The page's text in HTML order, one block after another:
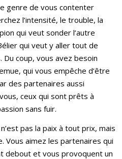
genre de vous contenter
l’intensité, le trouble, la
qui veut sonder l’autre
qui veut y aller tout de
coup, vous avez besoin
qui vous empêche d’être
des partenaires aussi
ceux qui sont prêts à
sans fuir.
pas la paix à tout prix, mais
Vous aimez les partenaires qui
debout et vous provoquent un